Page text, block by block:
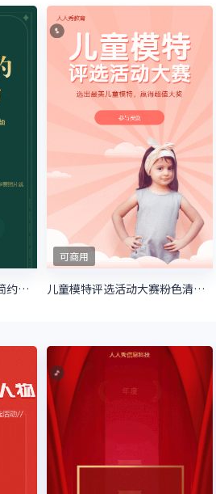
圣诞节视频投票活动绿色简约风格投票活动
可商用
儿童模特评选活动大赛粉色清新微信投票活动